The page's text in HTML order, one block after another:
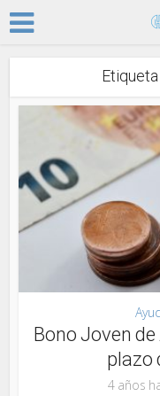
Bono Joven
plazo
4 años